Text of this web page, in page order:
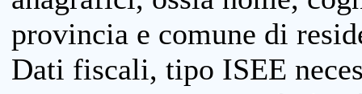
provincia e comune di
Dati fiscali, tipo ISEE